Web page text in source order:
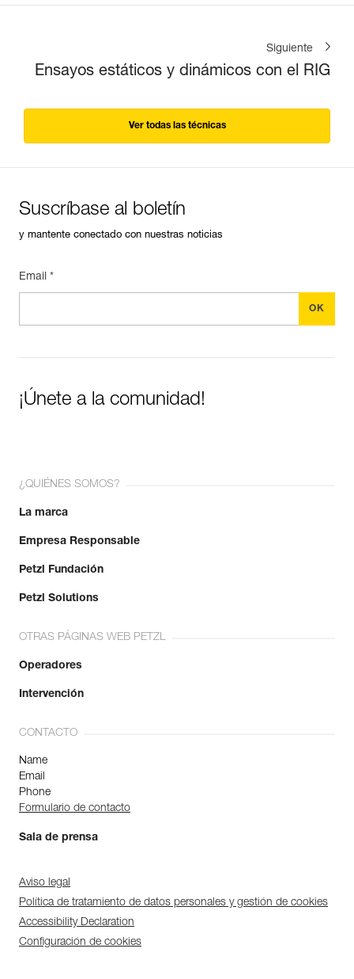
Siguiente
Ensayos estáticos y dinámicos con el RIG
Ver todas las técnicas
Suscríbase al boletín
y mantente conectado con nuestras noticias
Email *
¡Únete a la comunidad!
¿QUIÉNES SOMOS?
La marca
Empresa Responsable
Petzl Fundación
Petzl Solutions
OTRAS PÁGINAS WEB PETZL
Operadores
Intervención
CONTACTO
Name
Email
Phone
Formulario de contacto
Sala de prensa
Aviso legal
Política de tratamiento de datos personales y gestión de cookies
Accessibility Declaration
Configuración de cookies